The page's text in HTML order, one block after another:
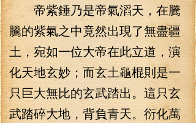
帝紫錘乃是帝氣滔天，在騰
騰的紫氣之中竟然出現了無盡疆
土，宛如一位大帝在此立道，演
化天地玄妙；而玄土龜棍則是一
只巨大無比的玄武踏出。這只玄
武踏碎大地，背負青天。衍化萬